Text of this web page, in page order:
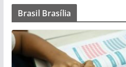
Brasil Brasília